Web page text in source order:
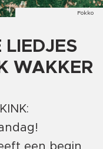
Fokko
WAKKER